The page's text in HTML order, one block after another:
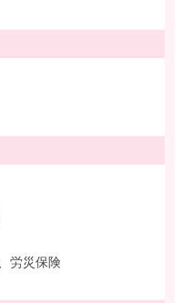
労災保険